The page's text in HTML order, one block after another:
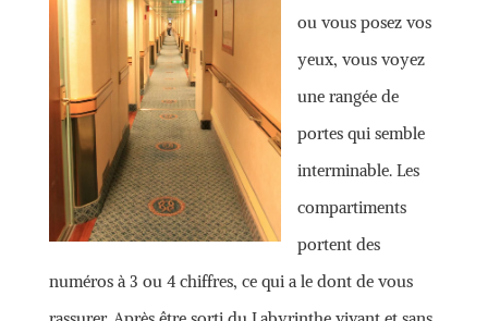
ou vous posez vos
yeux, vous voyez
une rangée de
portes qui semble
interminable. Les
compartiments
portent des
numéros à 3 ou 4 chiffres, ce qui a le dont de vous